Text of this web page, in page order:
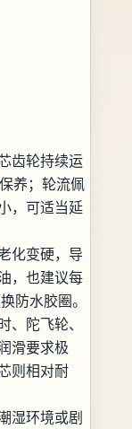
齿轮持续运
养；轮流佩
，可适当延
化变硬，导
，也建议每
防水胶圈。
、陀飞轮、
滑要求极
则相对耐
湿环境或剧